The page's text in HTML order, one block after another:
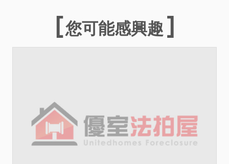
您可能感興趣